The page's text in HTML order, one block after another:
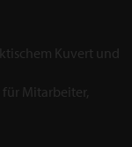
für Mitarbeiter,